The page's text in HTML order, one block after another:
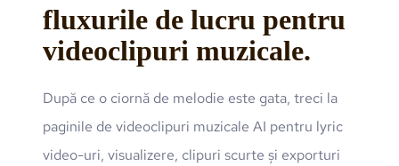
fluxurile de lucru pentru
videoclipuri muzicale.
După ce o ciornă de melodie este gata, treci la
paginile de videoclipuri muzicale AI pentru lyric
video-uri, visualizere, clipuri scurte și exporturi